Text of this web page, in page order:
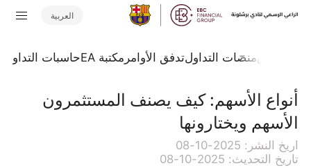
العربية
السوقمنصات التداولتدفق الأوامر مكتبة EA حاسبات التداول
أنواع الأسهم: كيف يصنف المستثمرون
الأسهم ويختارونها
اريخ النشر: 2025-10-08
تاريخ التحديث: 2025-10-08